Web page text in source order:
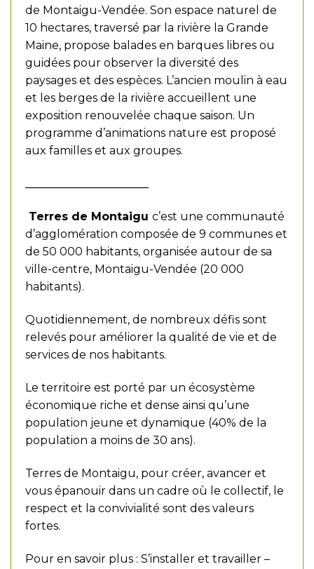
de Montaigu-Vendée. Son espace naturel de
10 hectares, traversé par la rivière la Grande
Maine, propose balades en barques libres ou
guidées pour observer la diversité des
paysages et des espèces. L’ancien moulin à eau
et les berges de la rivière accueillent une
exposition renouvelée chaque saison. Un
programme d’animations nature est proposé
aux familles et aux groupes.
Terres de Montaigu c’est une communauté
d’agglomération composée de 9 communes et
de 50 000 habitants, organisée autour de sa
ville-centre, Montaigu-Vendée (20 000
habitants).
Quotidiennement, de nombreux défis sont
relevés pour améliorer la qualité de vie et de
services de nos habitants.
Le territoire est porté par un écosystème
économique riche et dense ainsi qu’une
population jeune et dynamique (40% de la
population a moins de 30 ans).
Terres de Montaigu, pour créer, avancer et
vous épanouir dans un cadre où le collectif, le
respect et la convivialité sont des valeurs
fortes.
Pour en savoir plus : S’installer et travailler –